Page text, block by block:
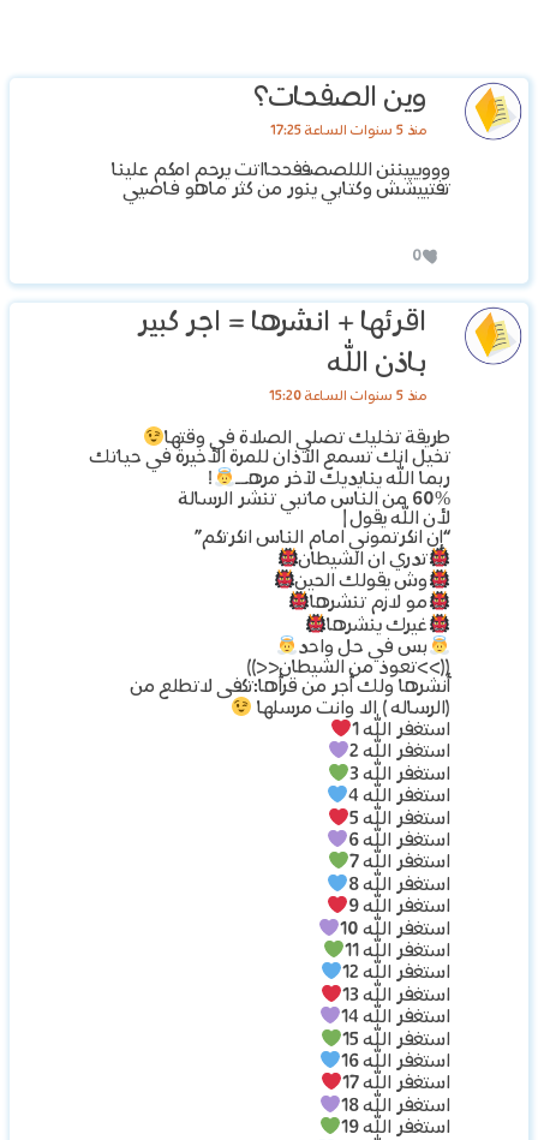
وين الصفحات؟
منذ 5 سنوات الساعة 17:25
ووويييننن الللصصففححااتت يرحم امكم علينا
تفتييشش وكتابي ينور من كثر ماهو فاضيي
0
اقرئها + انشرها = اجر كبير
باذن الله
منذ 5 سنوات الساعة 15:20
طريقة تخليك تصلي الصلاة في وقتها
تخيل انك تسمع الآذان للمرة الأخيرة في حياتك
ربما الله ينايديك لآخر مرهــ
!
60% من الناس ماتبي تنشر الرسالة
لأن الله يقول |
“إن انكرتموني امام الناس انكرتكم”
تدري ان الشيطان
وش يقولك الحين
مو لازم تنشرها
غيرك ينشرها
بس في حل واحد
((>>تعوذ من الشيطان<<))
أنشرها ولك أجر من قرأها:تكفى لاتطلع من
(الرساله ) الا وانت مرسلها
استغفر الله 1
استغفر الله 2
استغفر الله 3
استغفر الله 4
استغفر الله 5
استغفر الله 6
استغفر الله 7
استغفر الله 8
استغفر الله 9
استغفر الله 10
استغفر الله 11
استغفر الله 12
استغفر الله 13
استغفر الله 14
استغفر الله 15
استغفر الله 16
استغفر الله 17
استغفر الله 18
استغفر الله 19